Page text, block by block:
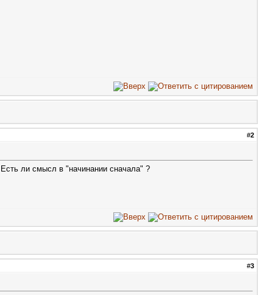
#2
ли смысл в "начинании сначала" ?
#3